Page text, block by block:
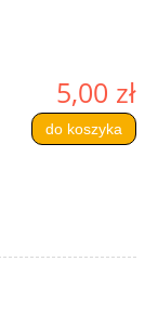
5,00 zł
do koszyka